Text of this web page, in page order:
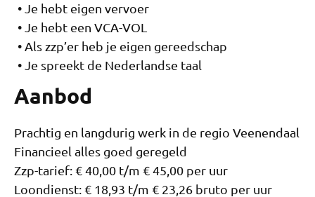
Je hebt eigen vervoer
Je hebt een VCA-VOL
Als zzp’er heb je eigen gereedschap
Je spreekt de Nederlandse taal
Aanbod
Prachtig en langdurig werk in de regio Veenendaal
Financieel alles goed geregeld
Zzp-tarief: € 40,00 t/m € 45,00 per uur
Loondienst: € 18,93 t/m € 23,26 bruto per uur